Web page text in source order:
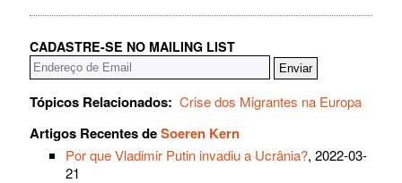
CADASTRE-SE NO MAILING LIST
Tópicos Relacionados: Crise dos Migrantes na Europa
Artigos Recentes deSoeren Kern
Por que Vladimir Putin invadiu a Ucrânia?, 2022-03-
21